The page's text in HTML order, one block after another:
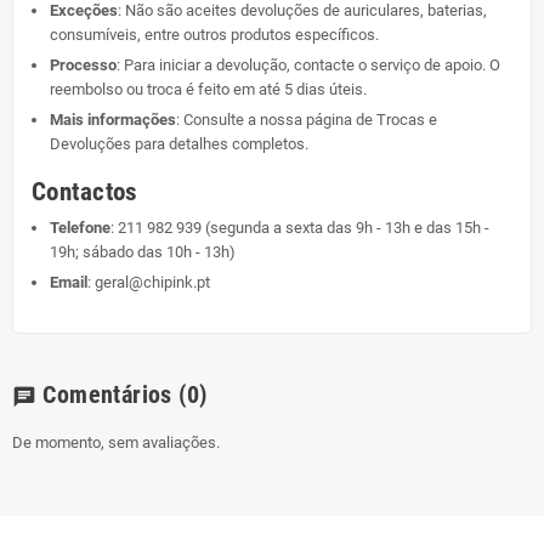
Exceções: Não são aceites devoluções de auriculares, baterias,
consumíveis, entre outros produtos específicos.
Processo: Para iniciar a devolução, contacte o serviço de apoio. O
reembolso ou troca é feito em até 5 dias úteis.
Mais informações: Consulte a nossa página de Trocas e
Devoluções para detalhes completos.
Contactos
Telefone: 211 982 939 (segunda a sexta das 9h - 13h e das 15h -
19h; sábado das 10h - 13h)
Email : geral@chipink.pt
chat Comentários (0)
De momento, sem avaliações.